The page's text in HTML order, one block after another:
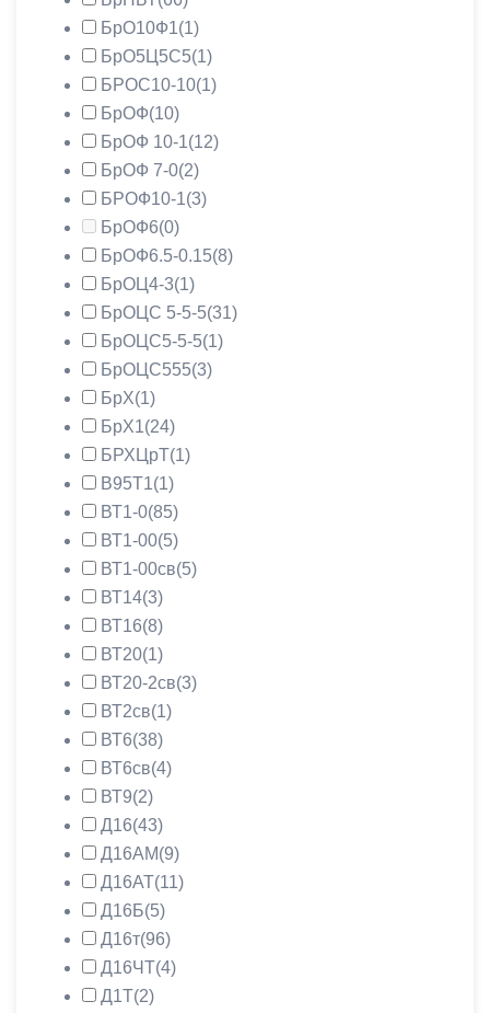
БрО10Ф1(1)
БрО5Ц5С5(1)
БРОС10-10(1)
БрОФ(10)
БрОФ 10-1(12)
БрОФ 7-0(2)
БРОФ10-1(3)
БрОФ6(0)
БрОФ6.5-0.15(8)
БрОЦ4-3(1)
БрОЦС 5-5-5(31)
БрОЦС5-5-5(1)
БрОЦС555(3)
БрХ(1)
БрХ1(24)
БРХЦрТ(1)
В95Т1(1)
ВТ1-0(85)
ВТ1-00(5)
ВТ1-00св(5)
ВТ14(3)
ВТ16(8)
ВТ20(1)
ВТ20-2св(3)
ВТ2св(1)
ВТ6(38)
ВТ6св(4)
ВТ9(2)
Д16(43)
Д16АМ(9)
Д16АТ(11)
Д16Б(5)
Д16т(96)
Д16ЧТ(4)
Д1Т(2)